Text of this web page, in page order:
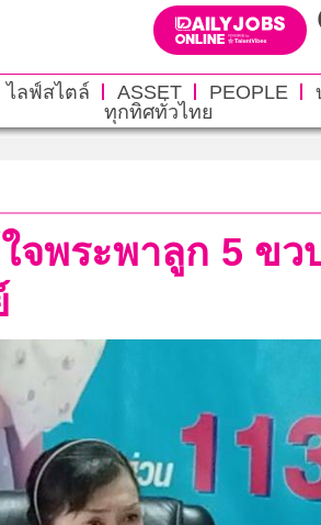
ไลฟ์สไตล์ ASSET PEOPLE
ทุกทิศทั่วไทย
จพระพาลูก 5 ข